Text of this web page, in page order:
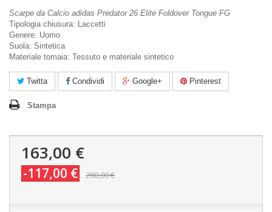
Scarpe da Calcio adidas Predator 26 Elite Foldover Tongue FG
Tipologia chiusura: Laccetti
Genere: Uomo
Suola: Sintetica
Materiale tomaia: Tessuto e materiale sintetico
Twitta Condividi Google+ Pinterest
Stampa
163,00 €
-117,00 € 280,00 €